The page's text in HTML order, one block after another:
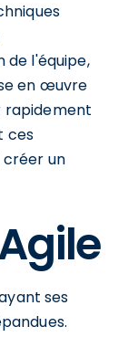
de l'équipe,
en œuvre
rapidement
ces
créer un
ses